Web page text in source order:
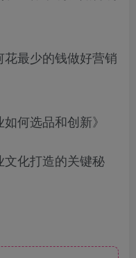
最少的钱做好营销
何选品和创新》
化打造的关键秘